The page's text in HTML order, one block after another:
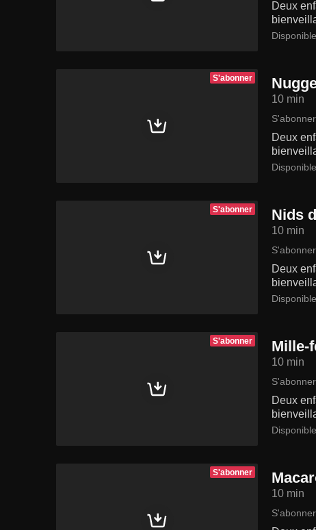
Deux
S'abonner
10 min
S'abonner
Deux
S'abonner Nids
10 min
S'abonner
Deux
S'abonner Mille-
10 min
S'abonner
Deux
S'abonner
10 min
S'abonner